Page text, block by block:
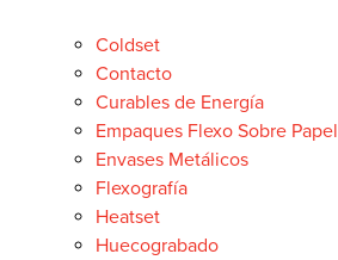
Español
BUSCAR:'
Coldset
Contacto
Curables de Energía
Empaques Flexo Sobre Papel
Envases Metálicos
Flexografía
Heatset
Huecograbado